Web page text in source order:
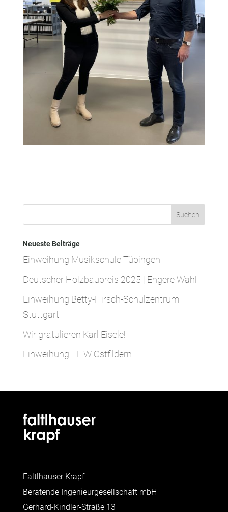
Neueste Beiträge
Einweihung Musikschule Tübingen
Deutscher Holzbaupreis 2025 | Engere Wahl
Einweihung Betty-Hirsch-Schulzentrum
Stuttgart
Wir gratulieren Karl Eisele!
Einweihung THW Ostfildern
Faltlhauser Krapf
Beratende Ingenieurgesellschaft mbH
Gerhard-Kindler-Straße 13